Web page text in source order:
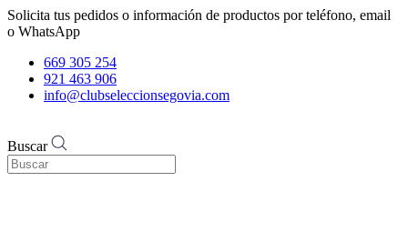
Solicita tus pedidos o información de productos por teléfono, email
o WhatsApp
669 305 254
921 463 906
info@clubseleccionsegovia.com
Buscar